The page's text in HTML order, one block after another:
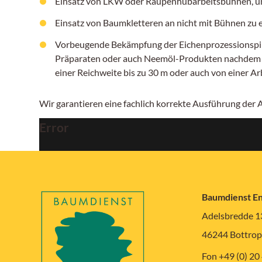
Einsatz von Baumkletteren an nicht mit Bühnen zu
Vorbeugende Bekämpfung der
Präparaten oder auch Neemöl-Produkten
einer Reichweite bis zu 30 m oder auch von einer
Wir garantieren eine fachlich korrekte Ausführung der
Error
Baumdienst
Adelsbredde
46244
Fon +49 (0)